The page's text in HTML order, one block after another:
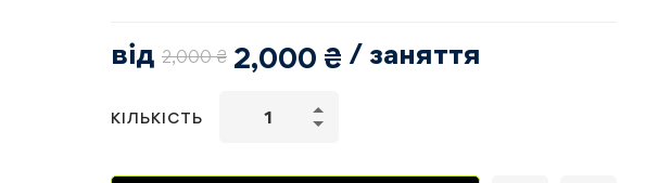
від 2,000₴ 2,000 ₴ / заняття
КІЛЬКІСТЬ